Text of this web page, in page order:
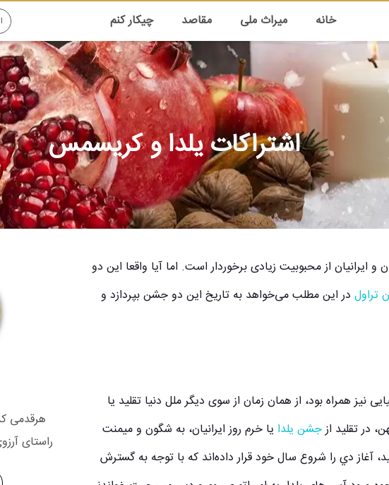
خانه میراث ملی مقاصد چیکار کنم
اشتراکات یلدا و کریسمس
از محبوبیت زیادی برخوردار است. اما آیا واقعا این دو
تراول در این مطلب می‌خواهد به تاریخ این دو جشن بپردازد و
همراه بود، از همان زمان از سوی دیگر ملل دنیا تقلید یا
در تقلید ازجشن یلدا یا خرم روز ایرانیان، به شگون و ميمنت
دي را شروع سال خود قرار داده‌اند که با توجه به گسترش
هرقدمی
راستای